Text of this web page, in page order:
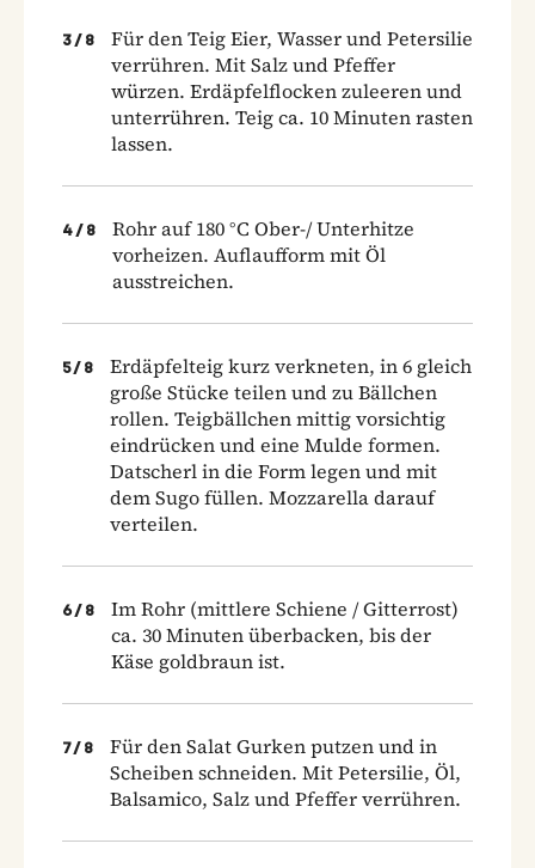
3 / 8
Für den Teig Eier, Wasser und Petersilie
verrühren. Mit Salz und Pfeffer
würzen. Erdäpfelflocken zuleeren und
unterrühren. Teig ca. 10 Minuten rasten
lassen.
4 / 8
Rohr auf 180 °C Ober-/ Unterhitze
vorheizen. Auflaufform mit Öl
ausstreichen.
5/ 8
Erdäpfelteig kurz verkneten, in 6 gleich
große Stücke teilen und zu Bällchen
rollen. Teigbällchen mittig vorsichtig
eindrücken und eine Mulde formen.
Datscherl in die Form legen und mit
dem Sugo füllen. Mozzarella darauf
verteilen.
6/ 8
Im Rohr (mittlere Schiene / Gitterrost)
ca. 30 Minuten überbacken, bis der
Käse goldbraun ist.
7/ 8
Für den Salat Gurken putzen und in
Scheiben schneiden. Mit Petersilie, Öl,
Balsamico, Salz und Pfeffer verrühren.